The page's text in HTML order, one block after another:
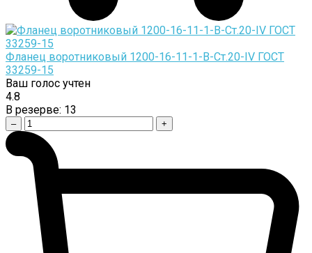
Фланец воротниковый 1200-16-11-1-B-Cт.20-IV ГОСТ
33259-15
Ваш голос учтен
4.8
В резерве: 13
– +